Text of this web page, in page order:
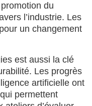
du
l’industrie. Les
un changement
est aussi la clé
Les progrès
artificielle ont
permettent